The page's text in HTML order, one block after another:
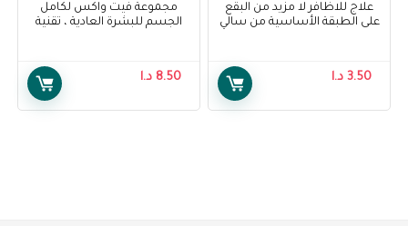
علاج للاظافر لا مزيد من البقع
على الطبقة الأساسية من سالي
3.50 د.ا
مجموعة فيت واكس لكامل
الجسم للبشرة العادية ، تقنية
Normal Skin, Easy-Gelwax
Technology 20 strips8.50 د.ا